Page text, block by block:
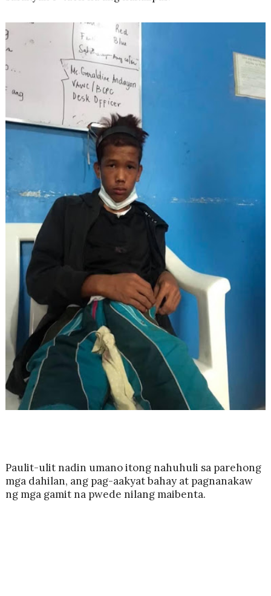
Paulit-ulit nadin umano itong nahuhuli sa parehong
mga dahilan, ang pag-aakyat bahay at pagnanakaw
ng mga gamit na pwede nilang maibenta.